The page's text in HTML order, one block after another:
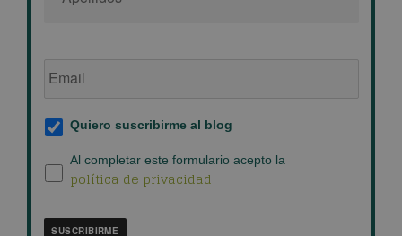
de
Suscripción
al
blog
*
Quiero suscribirme al blog
Política
de
Al completar este formulario acepto la
política de privacidad
SUSCRIBIRME